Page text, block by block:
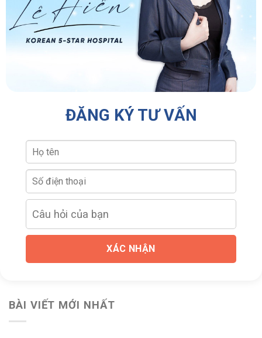
ĐĂNG KÝ TƯ VẤN
XÁC NHẬN
BÀI VIẾT MỚI NHẤT